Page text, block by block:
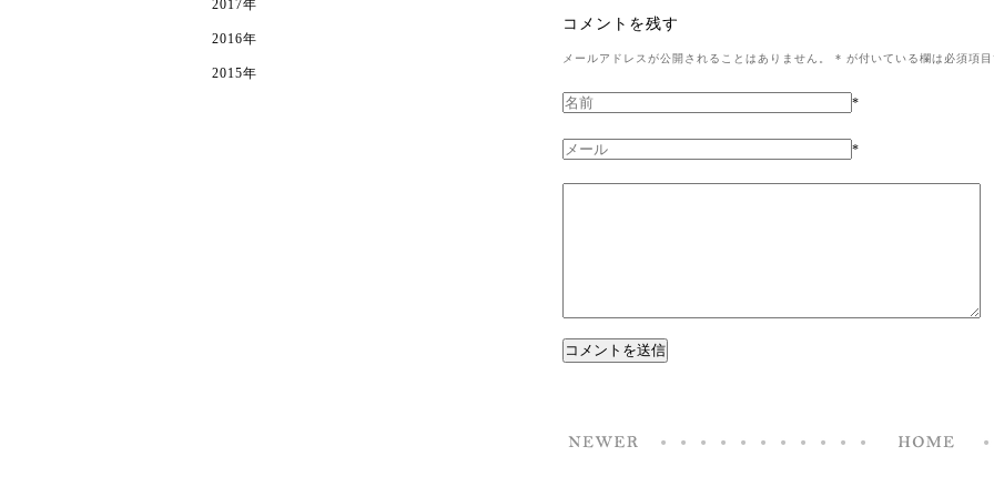
コメントを残す
メールアドレスが公開されることはありません。 * が付いている欄は必須項
*
*
2017年
2016年
2015年